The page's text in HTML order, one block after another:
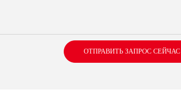
ОТПРАВИТЬ ЗАПРОС СЕЙЧАС